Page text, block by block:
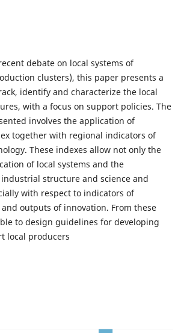
debate on local systems of
clusters), this paper presents a
identify and characterize the local
with a focus on support policies. The
involves the application of
together with regional indicators of
These indexes allow not only the
of local systems and the
structure and science and
with respect to indicators of
outputs of innovation. From these
to design guidelines for developing
local producers